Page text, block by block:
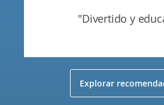
"divertido y
Explorar